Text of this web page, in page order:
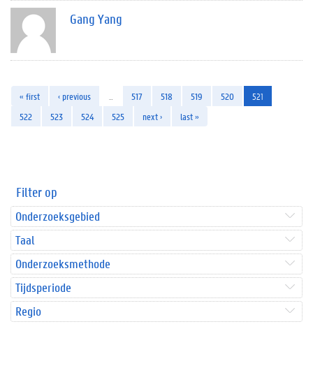
Gang Yang
« first ‹ previous 517 518 519 520
521
522
523 524 525 next › last »
Filter op
Onderzoeksgebied
Taal
Onderzoeksmethode
Tijdsperiode
Regio